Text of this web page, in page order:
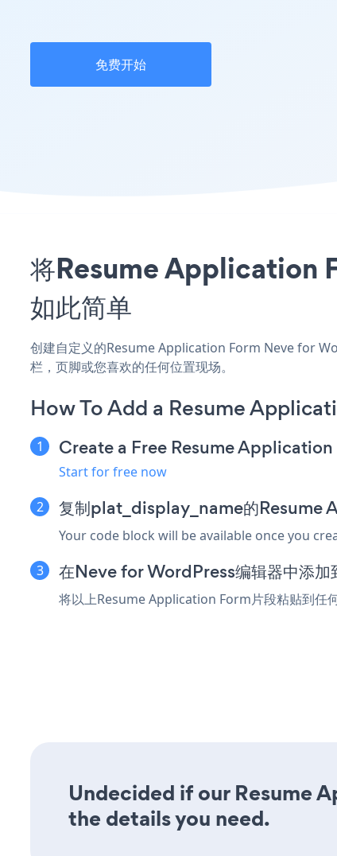
免费开始
将Resume Application
如此简单
创建自定义的Resume Application Form Neve for
栏，页脚或您喜欢的任何位置现场。
How To Add a Resume
Create a Free Resume
Start for free now
复制plat_display_name的Resume
Your code block will be available once you
在Neve for WordPress编辑器中添加
将以上Resume Application Form片段粘贴到任
Undecided if our Resume
the details you need.